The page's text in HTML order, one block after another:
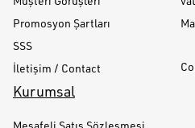
Promosyon Şartları
SSS
İletişim / Contact
Kurumsal
Mesafeli Satış Sözleşmesi